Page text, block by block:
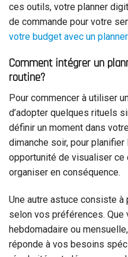
ces outils, votre planner
de commande pour votre
votre budget avec un
Comment intégrer un
routine?
Pour commencer à utiliser
d’adopter quelques rituels
définir un moment dans
dimanche soir, pour planifier
opportunité de visualiser ce
organiser en conséquence.
Une autre astuce consiste
selon vos préférences.
hebdomadaire ou
réponde à vos besoins